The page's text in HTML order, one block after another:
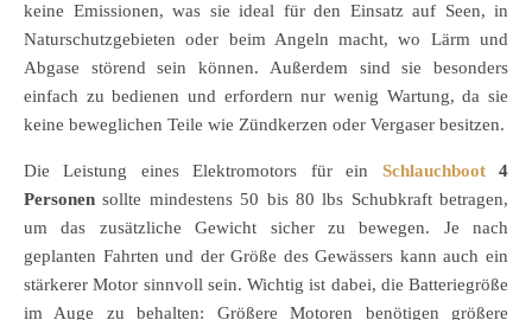
keine Emissionen, was sie ideal für den Einsatz auf Seen, in
Naturschutzgebieten oder beim Angeln macht, wo Lärm und
Abgase störend sein können. Außerdem sind sie besonders
einfach zu bedienen und erfordern nur wenig Wartung, da sie
keine beweglichen Teile wie Zündkerzen oder Vergaser besitzen.
Die Leistung eines Elektromotors für ein Schlauchboot4
Personen sollte mindestens 50 bis 80 lbs Schubkraft betragen,
um das zusätzliche Gewicht sicher zu bewegen. Je nach
geplanten Fahrten und der Größe des Gewässers kann auch ein
stärkerer Motor sinnvoll sein. Wichtig ist dabei, die Batteriegröße
im Auge zu behalten: Größere Motoren benötigen größere